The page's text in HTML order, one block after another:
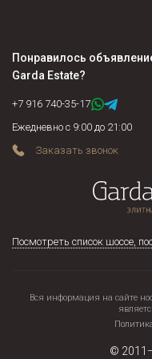
Понравилось
Garda Estate?
+7 916 740-35-17
Ежедневно с 9:00 до 21:00
Заказать звонок
Посмотреть список шоссе,
Вся информация на сайте
©